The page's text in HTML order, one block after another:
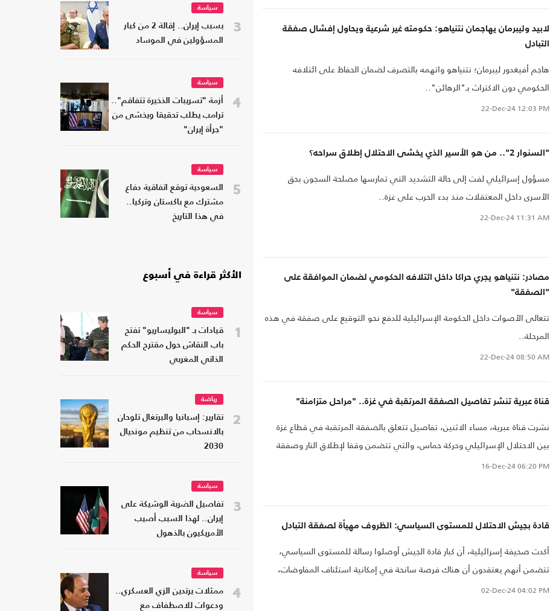
لابيد وليبرمان يهاجمان نتنياهو: حكومته غير شرعية ويحاول إفشال صفقة
التبادل
هاجم أفيغدور ليبرمان؛ نتنياهو واتهمه بالتصرف لضمان الحفاظ على ائتلافه
الحكومي دون الاكتراث بـ"الرهائن"..
22-Dec-24 12:03 PM
"السنوار 2".. من هو الأسير الذي يخشى الاحتلال إطلاق سراحه؟
مسؤول إسرائيلي لفت إلى حالة التشديد التي تمارسها مصلحة السجون بحق
الأسرى داخل المعتقلات منذ بدء الحرب على غزة..
22-Dec-24 11:31 AM
مصادر: نتنياهو يجري حراكا داخل ائتلافه الحكومي لضمان الموافقة على
"الصفقة"
تتعالى الأصوات داخل الحكومة الإسرائيلية للدفع نحو التوقيع على صفقة في هذه
المرحلة..
22-Dec-2408:50 AM
قناة عبرية تنشر تفاصيل الصفقة المرتقبة في غزة.. "مراحل متزامنة"
نشرت قناة عبرية، مساء الاثنين، تفاصيل تتعلق بالصفقة المرتقبة في قطاع غزة
بين الاحتلال الإسرائيلي وحركة حماس، والتي تتضمن وقفا لإطلاق النار وصفقة
لتبادل الأسرى، عبر مراحل متزامنة من الطرفين لضمان الالتزام..
16-Dec-2406:20 PM
قادة بجيش الاحتلال للمستوى السياسي: الظروف مهيأة لصفقة التبادل
أكدت صحيفة إسرائيلية، أن كبار قادة الجيش أوصلوا رسالة للمستوى السياسي،
تتضمن أنهم يعتقدون أن هناك فرصة سانحة في إمكانية استئناف المفاوضات،
وأوصوا بأنه يمكن القيام بوقف مؤقت للحرب على غزة من أجل عودة المختطفين..
02-Dec-2404:02 PM
3
سياسة
بسبب إيران.. إقالة 2 من كبار
المسؤولين في الموساد
4
سياسة
أزمة "تسريبات الذخيرة تتفاقم"..
ترامب يطلب تحقيقا ويخشى من
"جرأة إيران"
5
سياسة
السعودية توقع اتفاقية دفاع
مشترك مع باكستان وتركيا..
في هذا التاريخ
الأكثر قراءة في أسبوع
1
سياسة
قيادات بـ "البوليساريو" تفتح
باب النقاش حول مقترح الحكم
الذاتي المغربي
2
رياضة
تقارير: إسبانيا والبرتغال تلوحان
بالانسحاب من تنظيم مونديال
2030
3
سياسة
تفاصيل الضربة الوشيكة على
إيران.. لهذا السبب أصيب
الأمريكيون بالذهول
4
سياسة
ممثلات يرتدين الزي العسكري..
ودعوات للاصطفاف مع